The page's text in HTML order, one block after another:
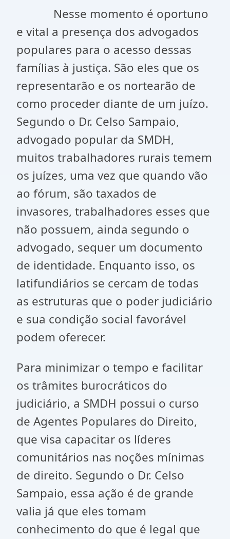
Nesse momento é oportuno
e vital a presença dos advogados
populares para o acesso dessas
famílias à justiça. São eles que os
representarão e os nortearão de
como proceder diante de um juízo.
Segundo o Dr. Celso Sampaio,
advogado popular da SMDH,
muitos trabalhadores rurais temem
os juízes, uma vez que quando vão
ao fórum, são taxados de
invasores, trabalhadores esses que
não possuem, ainda segundo o
advogado, sequer um documento
de identidade. Enquanto isso, os
latifundiários se cercam de todas
as estruturas que o poder judiciário
e sua condição social favorável
podem oferecer.
Para minimizar o tempo e facilitar
os trâmites burocráticos do
judiciário, a SMDH possui o curso
de Agentes Populares do Direito,
que visa capacitar os líderes
comunitários nas noções mínimas
de direito. Segundo o Dr. Celso
Sampaio, essa ação é de grande
valia já que eles tomam
conhecimento do que é legal que